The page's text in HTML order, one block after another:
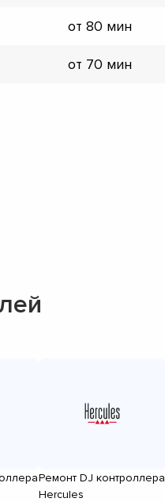
от 80 мин
от 70 мин
Ремонт DJ контроллера
Hercules